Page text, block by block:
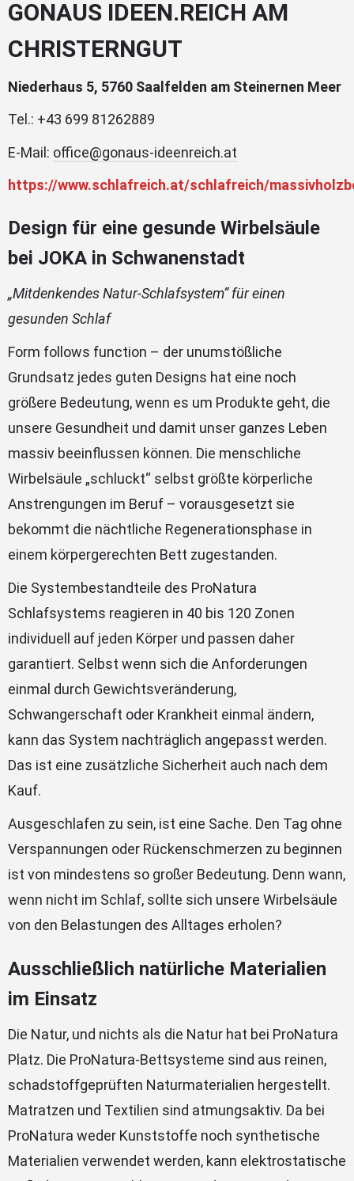
GONAUS IDEEN.REICH AM
CHRISTERNGUT
Niederhaus 5, 5760 Saalfelden am Steinernen Meer
Tel.: +43 699 81262889
E-Mail: office@gonaus-ideenreich.at
https://www.schlafreich.at/schlafreich/
Design für eine gesunde Wirbelsäule
bei JOKA in Schwanenstadt
„Mitdenkendes Natur-Schlafsystem“ für einen
gesunden Schlaf
Form follows function – der unumstößliche
Grundsatz jedes guten Designs hat eine noch
größere Bedeutung, wenn es um Produkte geht, die
unsere Gesundheit und damit unser ganzes Leben
massiv beeinflussen können. Die menschliche
Wirbelsäule „schluckt“ selbst größte körperliche
Anstrengungen im Beruf – vorausgesetzt sie
bekommt die nächtliche Regenerationsphase in
einem körpergerechten Bett zugestanden.
Die Systembestandteile des ProNatura
Schlafsystems reagieren in 40 bis 120 Zonen
individuell auf jeden Körper und passen daher
garantiert. Selbst wenn sich die Anforderungen
einmal durch Gewichtsveränderung,
Schwangerschaft oder Krankheit einmal ändern,
kann das System nachträglich angepasst werden.
Das ist eine zusätzliche Sicherheit auch nach dem
Kauf.
Ausgeschlafen zu sein, ist eine Sache. Den Tag ohne
Verspannungen oder Rückenschmerzen zu beginnen
ist von mindestens so großer Bedeutung. Denn wann,
wenn nicht im Schlaf, sollte sich unsere Wirbelsäule
von den Belastungen des Alltages erholen?
Ausschließlich natürliche Materialien
im Einsatz
Die Natur, und nichts als die Natur hat bei ProNatura
Platz. Die ProNatura-Bettsysteme sind aus reinen,
schadstoffgeprüften Naturmaterialien hergestellt.
Matratzen und Textilien sind atmungsaktiv. Da bei
ProNatura weder Kunststoffe noch synthetische
Materialien verwendet werden, kann elektrostatische